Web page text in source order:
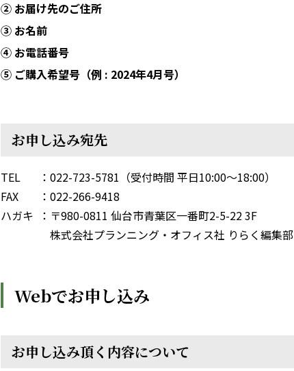
② お届け先のご住所
③ お名前
④ お電話番号
⑤ ご購入希望号（例 : 2024年4月号）
お申し込み宛先
TEL
022-723-5781（受付時間 平日10:00～18:00）
FAX
022-266-9418
ハガキ
〒980-0811 仙台市青葉区一番町2-5-22 3F
株式会社プランニング・オフィス社 りらく編集部
Webでお申し込み
お申し込み頂く内容について